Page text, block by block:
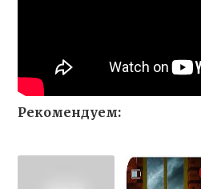
Рекомендуем: